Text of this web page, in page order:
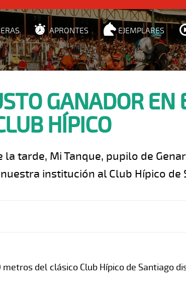
APRONTES EJEMPLARES
GANADOR EN
HÍPICO
tarde, Mi Tanque, pupilo de
institución al Club Hípico de
del clásico Club Hípico de Santiago